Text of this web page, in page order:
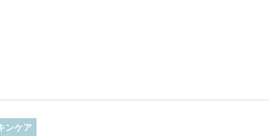
ンケア